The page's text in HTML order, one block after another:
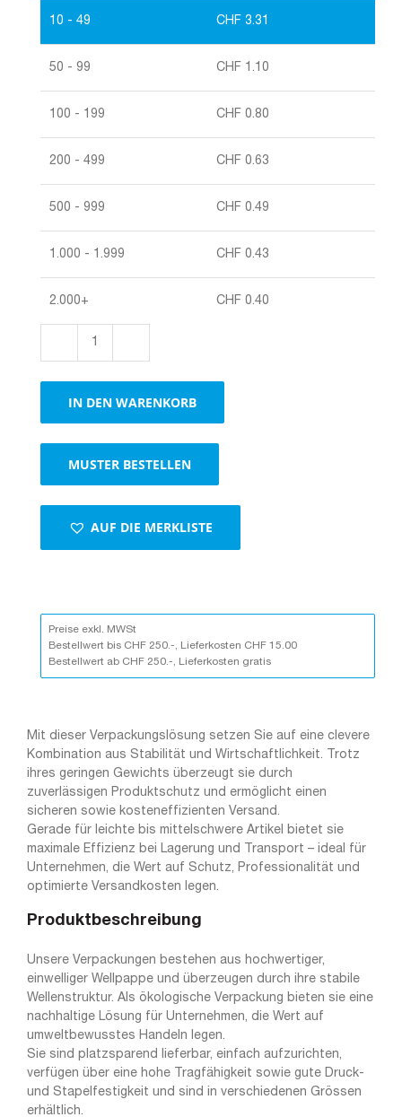
10 - 49 CHF 3.31
50 - 99 CHF 1.10
100 - 199 CHF 0.80
200 - 499 CHF 0.63
500 - 999 CHF 0.49
1.000 - 1.999 CHF 0.43
2.000+ CHF 0.40
Menge
IN DEN WARENKORB
MUSTER BESTELLEN
AUF DIE MERKLISTE
Preise exkl. MWSt
Bestellwert bis CHF 250.-, Lieferkosten CHF 15.00
Bestellwert ab CHF 250.-, Lieferkosten gratis
Mit dieser Verpackungslösung setzen Sie auf eine clevere
Kombination aus Stabilität und Wirtschaftlichkeit. Trotz
ihres geringen Gewichts überzeugt sie durch
zuverlässigen Produktschutz und ermöglicht einen
sicheren sowie kosteneffizienten Versand.
Gerade für leichte bis mittelschwere Artikel bietet sie
maximale Effizienz bei Lagerung und Transport – ideal für
Unternehmen, die Wert auf Schutz, Professionalität und
optimierte Versandkosten legen.
Produktbeschreibung
Unsere Verpackungen bestehen aus hochwertiger,
einwelliger Wellpappe und überzeugen durch ihre stabile
Wellenstruktur. Als ökologische Verpackung bieten sie eine
nachhaltige Lösung für Unternehmen, die Wert auf
umweltbewusstes Handeln legen.
Sie sind platzsparend lieferbar, einfach aufzurichten,
verfügen über eine hohe Tragfähigkeit sowie gute Druck-
und Stapelfestigkeit und sind in verschiedenen Grössen
erhältlich.